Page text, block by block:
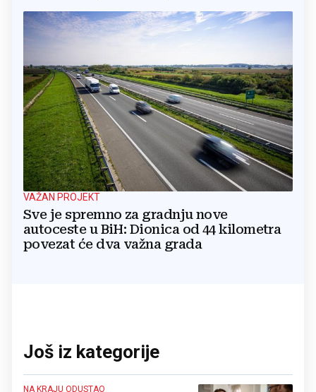
VAŽAN PROJEKT
Sve je spremno za gradnju nove
autoceste u BiH: Dionica od 44 kilometra
povezat će dva važna grada
Još iz kategorije
NA KRAJU ODUSTAO